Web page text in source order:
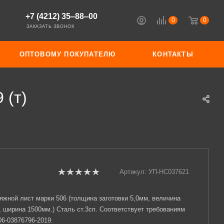
0 0
+7 (4212) 35‒88‒00
ЗАКАЗАТЬ ЗВОНОК
ОПТОВОМУ ПОКУПАТЕЛЮ КОНТАКТЫ
(т)
Артикул: УП-НС037621
лист марки 506 (толщина заготовки 5,0мм, величина
1500мм.) Сталь ст.3сп. Соответствует требованиям
03876796-2019.